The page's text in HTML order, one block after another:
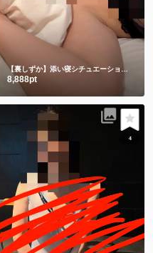
【裏しずか】添い寝シチュエーションからのセクシー写真集💗
8,888pt
4